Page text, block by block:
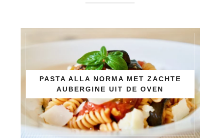
PASTA ALLA NORMA MET ZACHTE
AUBERGINE UIT DE OVEN